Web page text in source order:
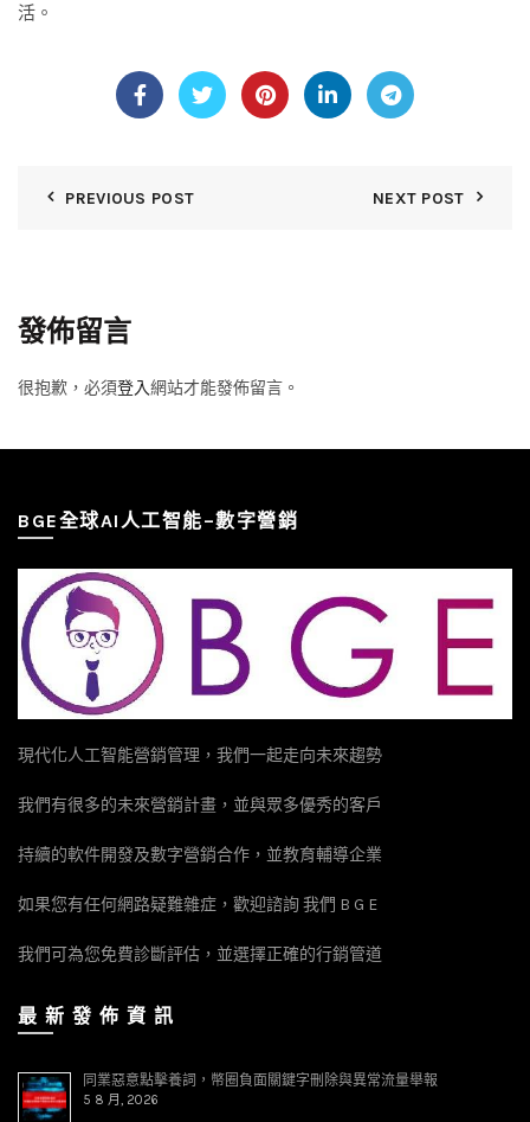
活。
PREVIOUS POST NEXT POST
發佈留言
很抱歉，必須登入網站才能發佈留言。
BGE全球AI人工智能–數字營銷
現代化人工智能營銷管理，我們一起走向未來趨勢
我們有很多的未來營銷計畫，並與眾多優秀的客戶
持續的軟件開發及數字營銷合作，並教育輔導企業
如果您有任何網路疑難雜症，歡迎諮詢 我們 B G E
我們可為您免費診斷評估，並選擇正確的行銷管道
最 新 發 佈 資 訊
同業惡意點擊養詞，幣圈負面關鍵字刪除與異常流量舉報
5 8 月, 2026